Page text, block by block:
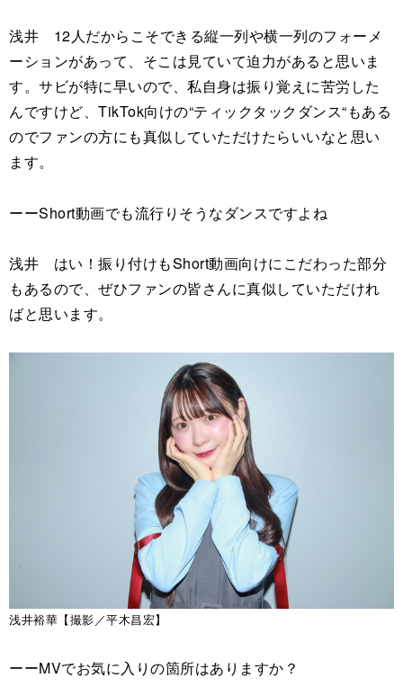
浅井 12人だからこそできる縦一列や横一列のフォーメ
ーションがあって、そこは見ていて迫力があると思いま
す。サビが特に早いので、私自身は振り覚えに苦労した
んですけど、TikTok向けの“ティックタックダンス“もある
のでファンの方にも真似していただけたらいいなと思い
ます。
ーーShort動画でも流行りそうなダンスですよね
浅井 はい！振り付けもShort動画向けにこだわった部分
もあるので、ぜひファンの皆さんに真似していただけれ
ばと思います。
浅井裕華【撮影／平木昌宏】
ーーMVでお気に入りの箇所はありますか？